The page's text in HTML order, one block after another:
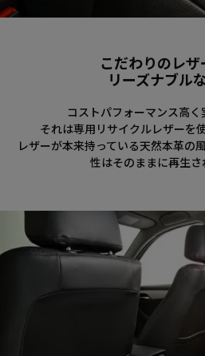
こだわりのレザ
リーズナブル
コストパフォーマンス高く
それは専用リサイクルレザーを
レザーが本来持っている天然本革の
性はそのままに再生さ